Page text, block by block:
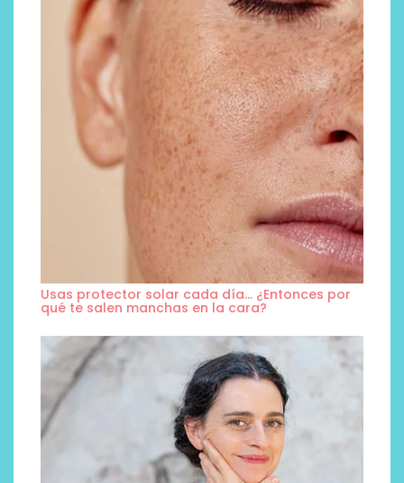
Usas protector solar cada día… ¿Entonces por
qué te salen manchas en la cara?